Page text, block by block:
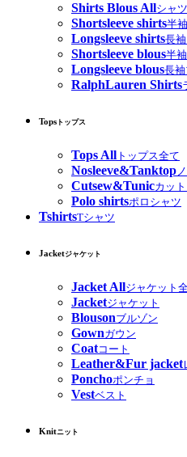
Shirts Blous Allシャ
Shortsleeve shirts半
Longsleeve shirts長
Shortsleeve blous半
Longsleeve blous長
RalphLauren Shirts
Tops トップス
Tops All トップス全て
Nosleeve&Tanktop
Cutsew&Tunicカッ
Polo shirtsポロシャツ
TshirtsTシャツ
Jacketジャケット
Jacket Allジャケット
Jacketジャケット
Blousonブルゾン
Gownガウン
Coatコート
Leather&Fur jacket
Ponchoポンチョ
Vestベスト
Knitニット